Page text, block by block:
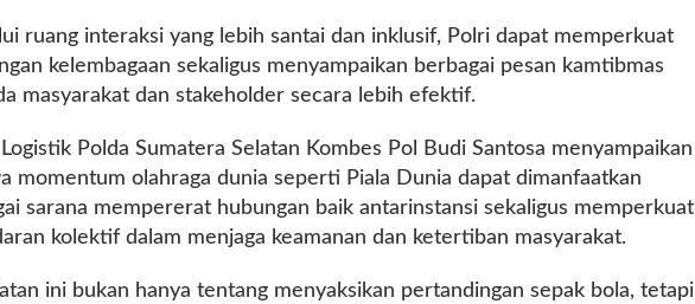
ruang interaksi yang lebih santai dan inklusif, Polri dapat memperkuat
kelembagaan sekaligus menyampaikan berbagai pesan kamtibmas
masyarakat dan stakeholder secara lebih efektif.
Polda Sumatera Selatan Kombes Pol Budi Santosa menyampaikan
momentum olahraga dunia seperti Piala Dunia dapat dimanfaatkan
sarana mempererat hubungan baik antarinstansi sekaligus memperkuat
kolektif dalam menjaga keamanan dan ketertiban masyarakat.
ini bukan hanya tentang menyaksikan pertandingan sepak bola, tetapi